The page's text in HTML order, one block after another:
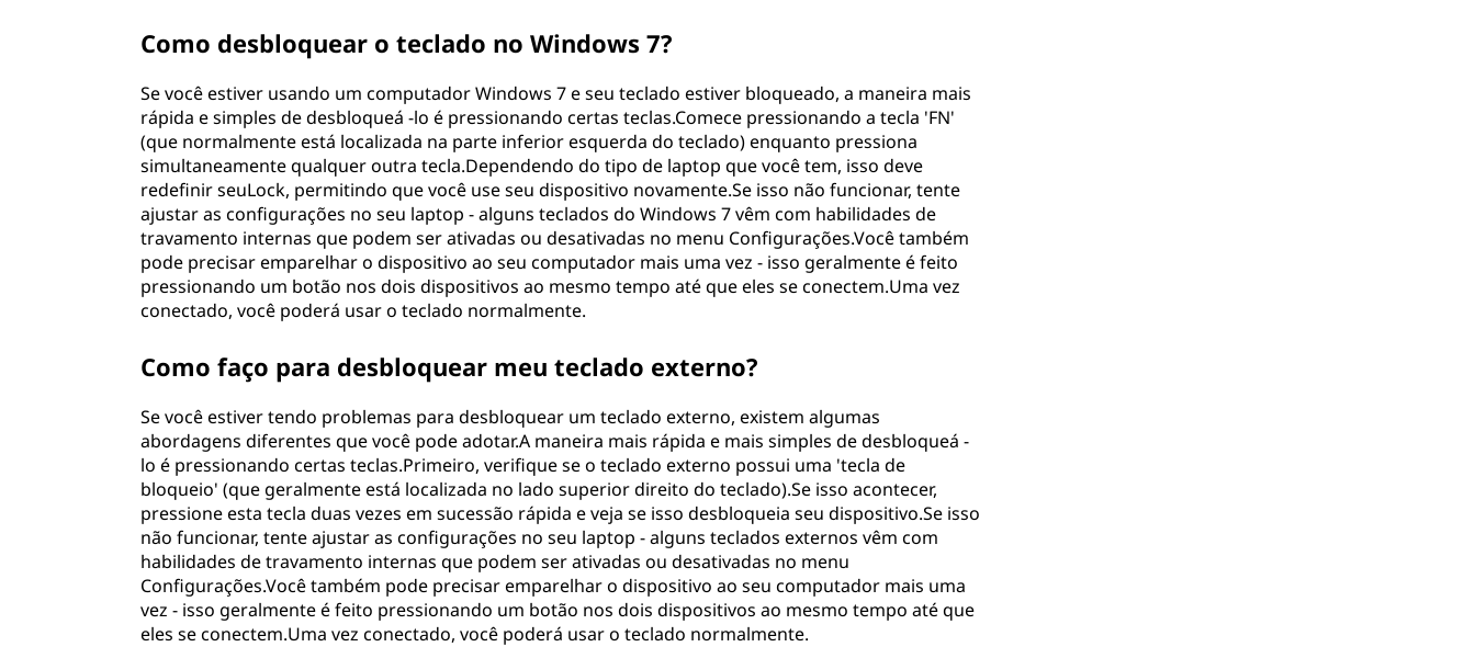
Como desbloquear o teclado no Windows 7?
Se você estiver usando um computador Windows 7 e seu teclado estiver bloqueado, a maneira mais
rápida e simples de desbloqueá -lo é pressionando certas teclas.Comece pressionando a tecla 'FN'
(que normalmente está localizada na parte inferior esquerda do teclado) enquanto pressiona
simultaneamente qualquer outra tecla.Dependendo do tipo de laptop que você tem, isso deve
redefinir seuLock, permitindo que você use seu dispositivo novamente.Se isso não funcionar, tente
ajustar as configurações no seu laptop - alguns teclados do Windows 7 vêm com habilidades de
travamento internas que podem ser ativadas ou desativadas no menu Configurações.Você também
pode precisar emparelhar o dispositivo ao seu computador mais uma vez - isso geralmente é feito
pressionando um botão nos dois dispositivos ao mesmo tempo até que eles se conectem.Uma vez
conectado, você poderá usar o teclado normalmente.
Como faço para desbloquear meu teclado externo?
Se você estiver tendo problemas para desbloquear um teclado externo, existem algumas
abordagens diferentes que você pode adotar.A maneira mais rápida e mais simples de desbloqueá -
lo é pressionando certas teclas.Primeiro, verifique se o teclado externo possui uma 'tecla de
bloqueio' (que geralmente está localizada no lado superior direito do teclado).Se isso acontecer,
pressione esta tecla duas vezes em sucessão rápida e veja se isso desbloqueia seu dispositivo.Se isso
não funcionar, tente ajustar as configurações no seu laptop - alguns teclados externos vêm com
habilidades de travamento internas que podem ser ativadas ou desativadas no menu
Configurações.Você também pode precisar emparelhar o dispositivo ao seu computador mais uma
vez - isso geralmente é feito pressionando um botão nos dois dispositivos ao mesmo tempo até que
eles se conectem.Uma vez conectado, você poderá usar o teclado normalmente.